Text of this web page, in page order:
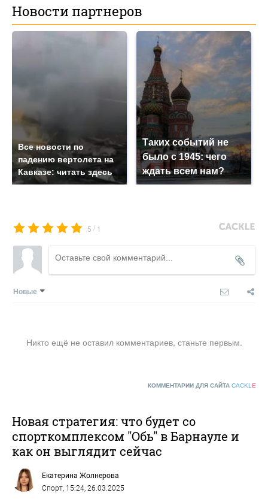
Новости партнеров
Все новости по
падению вертолета на
Кавказе: читать здесь
Таких событий не
было с 1945: чего
ждать всем нам?
5 / 1
Новые
Никто ещё не оставил комментариев, станьте первым.
КОММЕНТАРИИ ДЛЯ САЙТА CACKL E
Новая стратегия: что будет со
спорткомплексом "Обь" в Барнауле и
как он выглядит сейчас
Екатерина Жолнерова
Спорт , 15:24, 26.03.2025